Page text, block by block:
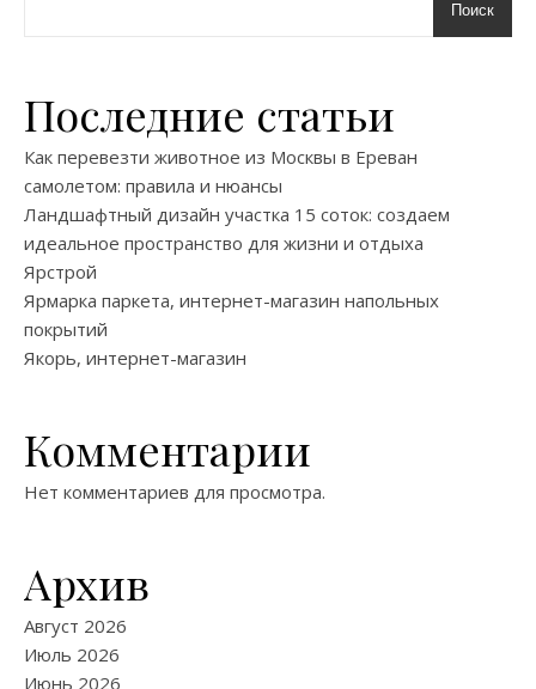
Поиск
Последние статьи
Как перевезти животное из Москвы в Ереван
самолетом: правила и нюансы
Ландшафтный дизайн участка 15 соток: создаем
идеальное пространство для жизни и отдыха
Ярстрой
Ярмарка паркета, интернет-магазин напольных
покрытий
Якорь, интернет-магазин
Комментарии
Нет комментариев для просмотра.
Архив
Август 2026
Июль 2026
Июнь 2026